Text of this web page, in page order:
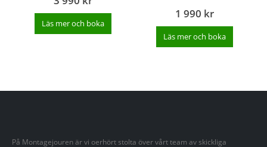
Läs mer och boka
1 990 kr
Läs mer och boka
På Montagejouren är vi oerhört stolta över vårt team av skickliga